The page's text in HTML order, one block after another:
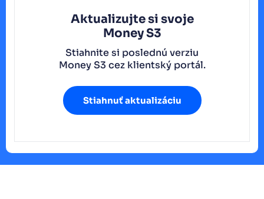
Aktualizujte si svoje
Money S3
Stiahnite si poslednú verziu
Money S3 cez klientský portál.
Stiahnuť aktualizáciu